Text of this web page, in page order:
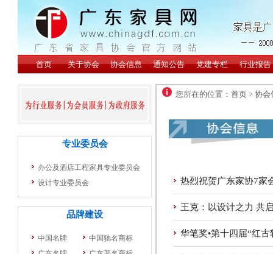
您所在的位置： 首页 > 协会
热烈祝贺广东家协7家
王克：以设计之力 共
华笔奖•第十四届“红